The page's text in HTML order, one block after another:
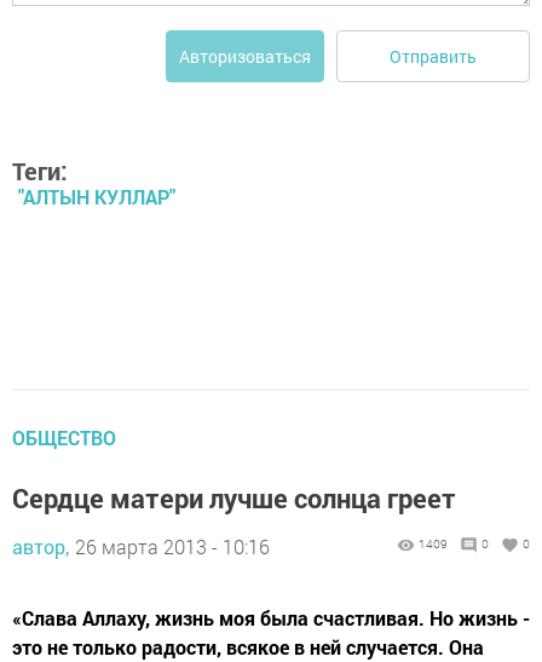
Авторизоваться Отправить
Теги:
"АЛТЫН КУЛЛАР"
ОБЩЕСТВО
Сердце матери лучше солнца греет
автор, 26 марта 2013 - 10:16 1409 0 0
«Слава Аллаху, жизнь моя была счастливая. Но жизнь -
это не только радости, всякое в ней случается. Она